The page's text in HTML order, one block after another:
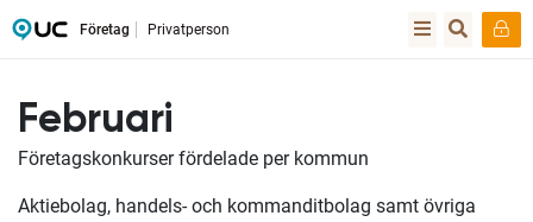
Företag Privatperson
Februari
Företagskonkurser fördelade per kommun
Aktiebolag, handels- och kommanditbolag samt övriga